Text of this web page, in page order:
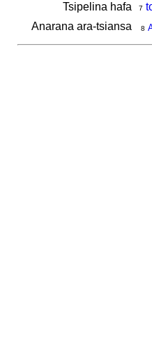
Tsipelina hafa
7
Anarana ara-tsiansa
8